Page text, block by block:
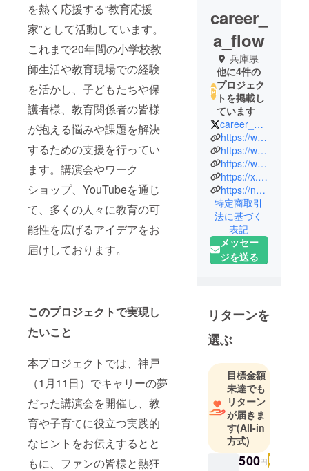
を熱く応援する“教育応援
家”として活動しています。
これまで20年間の小学校教
師生活や教育現場での経験
を活かし、子どもたちや保
護者様、教育関係者の皆様
が抱える悩みや課題を解決
するための支援を行ってい
ます。講演会やワーク
ショップ、YouTubeを通じ
て、多くの人々に教育の可
能性を広げるアイデアをお
届けしております。
このプロジェクトで実現し
たいこと
本プロジェクトでは、神戸
（1月11日）でキャリーの夢
だった講演会を開催し、教
育や子育てに役立つ実践的
なヒントをお伝えするとと
もに、ファンの皆様と熱狂
career_
a_flow
兵庫県
他に4件の
プロジェク
トを掲載し
ています
career_flow_x
https://www.youtube.com/channel/UCAgD4SiDIyxsFPRCXKVIBjw
https://www.instagram.com/career.a.flow/
https://www.tiktok.com/@career.a.flow
https://x.com/career_flow_x
https://note.com/career_a_flow/
特定商取引
法に基づく
表記
メッセー
ジを送る
リターンを
選ぶ
目標金額
未達でも
リターン
が届きま
す(All-in
方式)
500円